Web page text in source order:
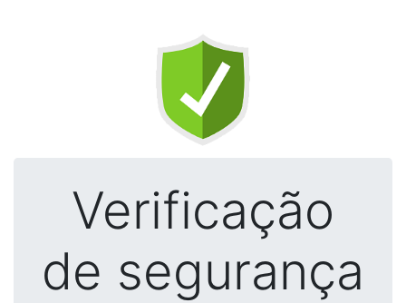
Verificação
de segurança